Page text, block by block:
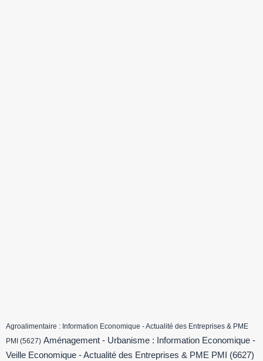
Agroalimentaire : Information Economique - Actualité des Entreprises & PME
PMI (5627) Aménagement - Urbanisme : Information Economique -
Veille Economique - Actualité des Entreprises & PME PMI
(6627)